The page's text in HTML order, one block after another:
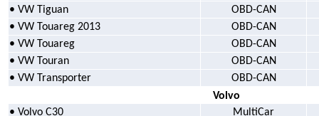
• VW Tiguan
OBD-CAN
• VW Touareg 2013
OBD-CAN
• VW Touareg
OBD-CAN
• VW Touran
OBD-CAN
• VW Transporter
OBD-CAN
Volvo
• Volvo C30
MultiCar